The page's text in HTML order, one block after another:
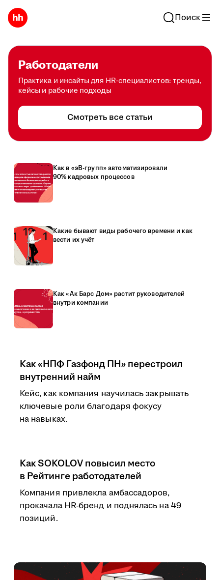
Поиск
Работодатели
Практика и инсайты для HR-специалистов: тренды,
кейсы и рабочие подходы
Смотреть все статьи
Как в «эВ-групп» автоматизировали
90% кадровых процессов
Какие бывают виды рабочего времени и как
вести их учёт
Как «Ак Барс Дом» растит руководителей
внутри компании
Как «НПФ Газфонд ПН» перестроил
внутренний найм
Кейс, как компания научилась закрывать
ключевые роли благодаря фокусу
на навыках.
Как SOKOLOV повысил место
в Рейтинге работодателей
Компания привлекла амбассадоров,
прокачала HR-бренд и поднялась на 49
позиций.